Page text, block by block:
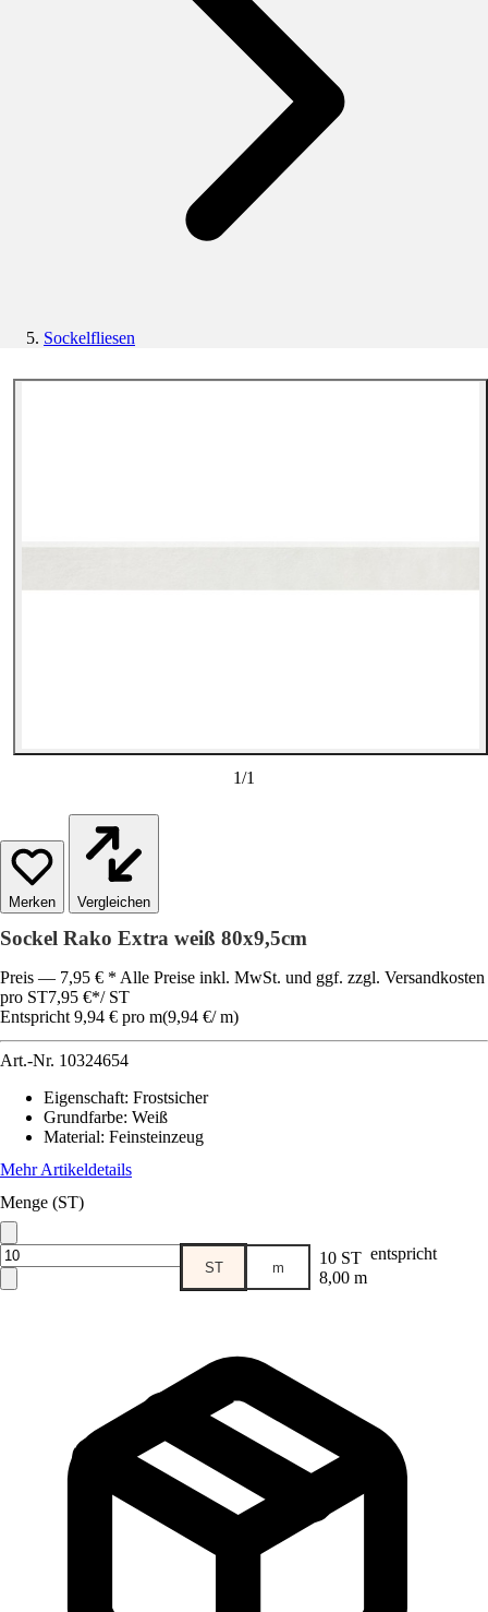
Sockelfliesen
1/1
Vergleichen
Sockel Rako Extra weiß 80x9,5cm
Preis — 7,95 € * Alle Preise inkl. MwSt. und ggf. zzgl. Versandkosten
pro ST7,95 €*/ ST
Entspricht 9,94 € pro m(9,94 €/ m)
Art.-Nr. 10324654
Eigenschaft: Frostsicher
Grundfarbe: Weiß
Material: Feinsteinzeug
Mehr Artikeldetails
Menge (ST)
ST m 10 ST entspricht
8,00 m